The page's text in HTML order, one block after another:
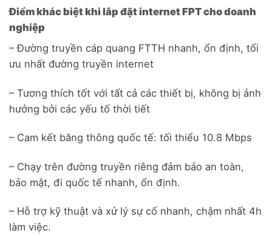
Điểm khác biệt khi lắp đặt internet FPT cho doanh
nghiệp
– Đường truyền cáp quang FTTH nhanh, ổn định, tối
ưu nhất đường truyền internet
– Tương thích tốt với tất cả các thiết bị, không bị ảnh
hưởng bởi các yếu tố thời tiết
– Cam kết băng thông quốc tế: tối thiểu 10.8 Mbps
– Chạy trên đường truyền riêng đảm bảo an toàn,
bảo mật, đi quốc tế nhanh, ổn định.
– Hỗ trợ kỹ thuật và xử lý sự cố nhanh, chậm nhất 4h
làm việc.